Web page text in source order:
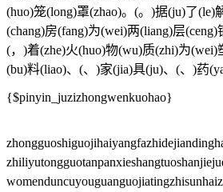
(huo)笼(long)罩(zhao)。(。)据(ju)了(le)
(chang)房(fang)为(wei)两(liang)层(ceng)
(，)着(zhe)火(huo)物(wu)质(zhi)为(wei)
(bu)料(liao)、(、)家(jia)具(ju)、(、)药
{$pinyin_juzizhongwenkuohao}